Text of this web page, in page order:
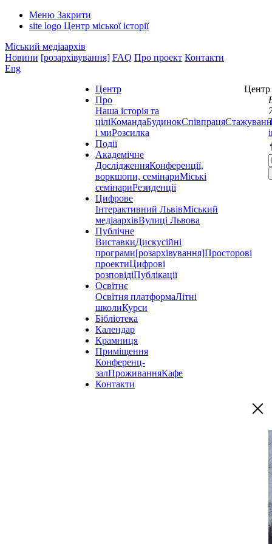
Меню Закрити
site logo Центр міської історії
Міський медіаархів
Новини [розархівування] FAQ Про проект Контакти
Eng
Центр
Про
Наша історія та
ціліКомандаБудинокСпівпраця
і миРозсилка
Події
Академічне
ДослідженняКонференції,
воркшопи, семінариМіські
семінариРезиденції
Цифрове
Інтерактивний ЛьвівМіський
медіаархівВулиці Львова
Публічне
ВиставкиДискусійні
програми[розархівування]Просторові
проектиЦифрові
розповідіПублікації
Освітнє
Освітня платформаЛітні
школиКурси
Бібліотека
Календар
Крамниця
Приміщення
Конференц-
залПроживанняКафе
Контакти
Центр